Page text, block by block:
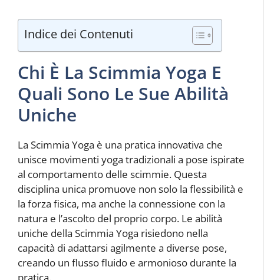
Indice dei Contenuti
Chi È La Scimmia Yoga E
Quali Sono Le Sue Abilità
Uniche
La Scimmia Yoga è una pratica innovativa che
unisce movimenti yoga tradizionali a pose ispirate
al comportamento delle scimmie. Questa
disciplina unica promuove non solo la flessibilità e
la forza fisica, ma anche la connessione con la
natura e l’ascolto del proprio corpo. Le abilità
uniche della Scimmia Yoga risiedono nella
capacità di adattarsi agilmente a diverse pose,
creando un flusso fluido e armonioso durante la